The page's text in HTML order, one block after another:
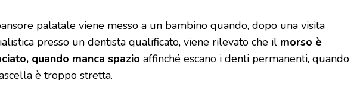
palatale viene messo a un bambino quando, dopo una visita
presso un dentista qualificato, viene rilevato che il morso è
quando manca spazio affinché escano i denti permanenti, quando
è troppo stretta.